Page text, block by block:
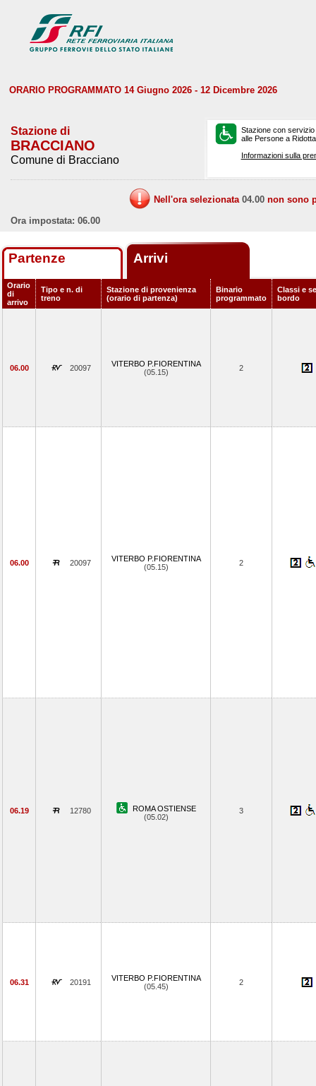
ORARIO PROGRAMMATO 14 Giugno 2026 - 12 Dicembre 2026
Stazione di
BRACCIANO
Comune di Bracciano
Stazione con
alle Persone a
Informazioni sulla
Nell'ora selezionata 04.00 non sono
Ora impostata: 06.00
Partenze Arrivi
Orario
di
arrivo
Tipo e n. di
treno
Stazione di provenienza
(orario di partenza)
Binario
programmato
Classi e
bordo
06.00 20097
VITERBO P.FIORENTINA
(05.15)
2
06.00 20097
VITERBO P.FIORENTINA
(05.15)
2
06.19 12780
ROMA OSTIENSE
(05.02)
3
06.31 20191
VITERBO P.FIORENTINA
(05.45)
2